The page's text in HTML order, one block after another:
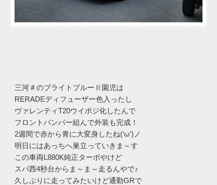
三河＃のブライトブルーⅡ園児は
RERADEディフューザー色入ったし
ヴァレンティT20ウイポジ化したんで
フロントバンパー組んで外装も完成！
2週間で赤から青に大変身したね(‘ω’)ノ
明日にはあっちへ巣立っていきま～す
この車両L880K純正ターボやけど
スパ西4秒台からま～ま～走るんやで♪
久しぶりに走ってみたいけど通勤GRで